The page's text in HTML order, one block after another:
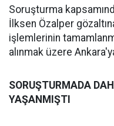
Soruşturma
İlksen Özalper
işlemlerinin
alınmak üzere
SORUŞTURMADA
YAŞANMIŞTI